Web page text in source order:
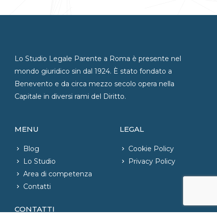
Lo Studio Legale Parente a Roma è presente nel
mondo giuridico sin dal 1924. È stato fondato a
Benevento e da circa mezzo secolo opera nella
Capitale in diversi rami del Diritto.
MENU
Blog
Lo Studio
Area di competenza
Contatti
LEGAL
Cookie Policy
Privacy Policy
CONTATTI